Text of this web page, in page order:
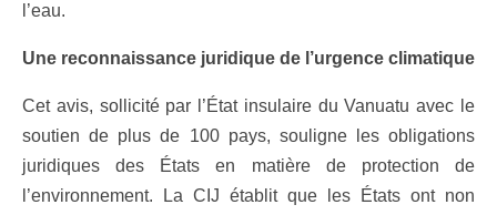
l’eau.
Une reconnaissance juridique de l’urgence climatique
Cet avis, sollicité par l’État insulaire du Vanuatu avec le
soutien de plus de 100 pays, souligne les obligations
juridiques des États en matière de protection de
l’environnement. La CIJ établit que les États ont non